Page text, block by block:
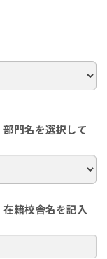
門名を選択して
籍校舎名を記入